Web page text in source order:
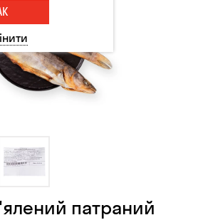
патраний